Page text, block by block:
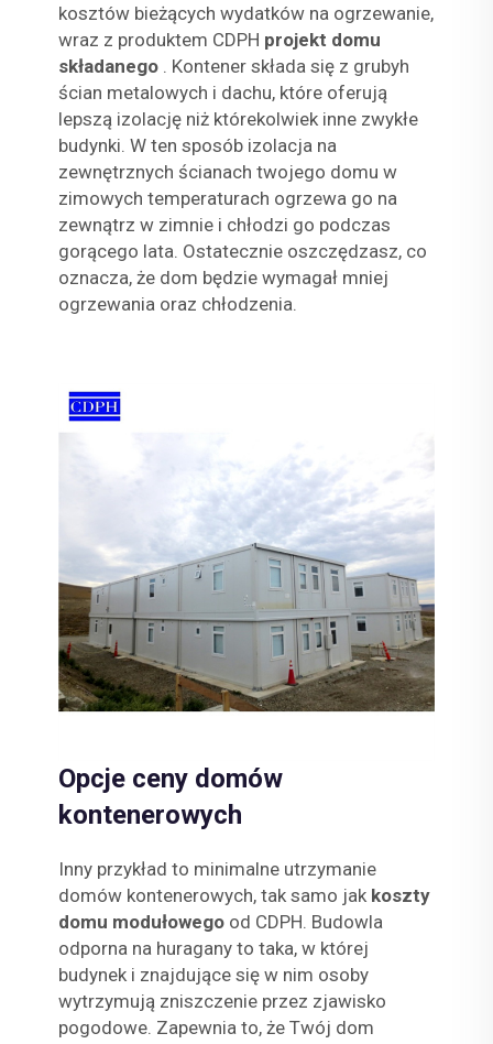
kosztów bieżących wydatków na ogrzewanie,
wraz z produktem CDPH projekt domu
składanego . Kontener składa się z grubyh
ścian metalowych i dachu, które oferują
lepszą izolację niż którekolwiek inne zwykłe
budynki. W ten sposób izolacja na
zewnętrznych ścianach twojego domu w
zimowych temperaturach ogrzewa go na
zewnątrz w zimnie i chłodzi go podczas
gorącego lata. Ostatecznie oszczędzasz, co
oznacza, że dom będzie wymagał mniej
ogrzewania oraz chłodzenia.
Opcje ceny domów
kontenerowych
Inny przykład to minimalne utrzymanie
domów kontenerowych, tak samo jak koszty
domu modułowego od CDPH. Budowla
odporna na huragany to taka, w której
budynek i znajdujące się w nim osoby
wytrzymują zniszczenie przez zjawisko
pogodowe. Zapewnia to, że Twój dom